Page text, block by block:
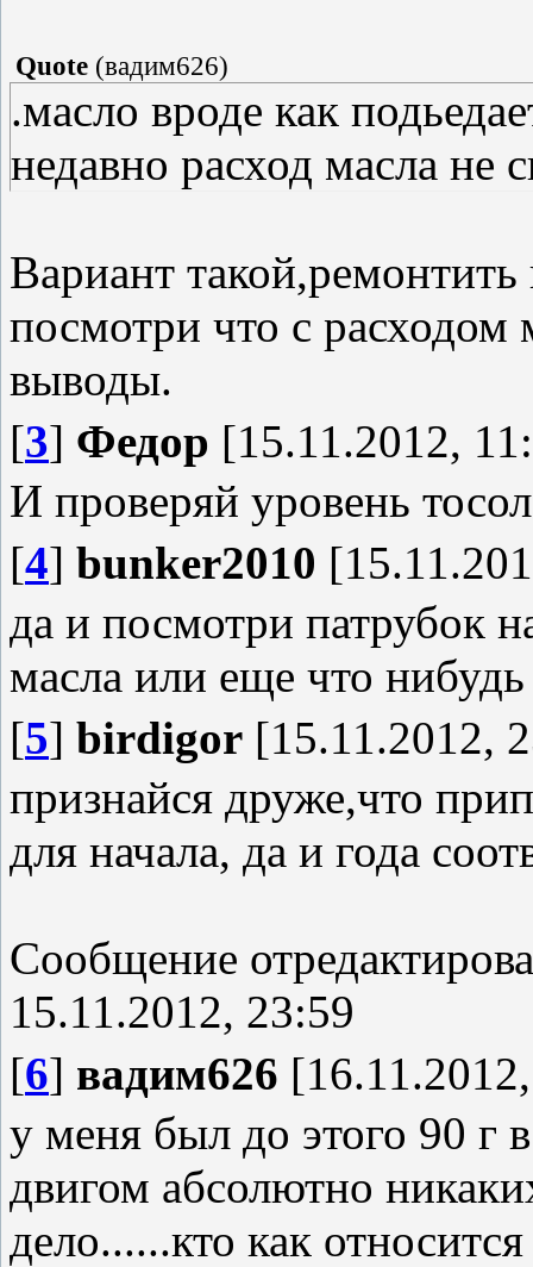
Quote (вадим626)
.масло вроде как
недавно расход масла не
Вариант такой,ремонтить
посмотри что с расходом
выводы.
[3] Федор [15.11.2012,
И проверяй уровень
[4] bunker2010
да и посмотри патрубок
масла или еще что нибудь
[5] birdigor [15.11.2012,
признайся друже,что
для начала, да и года
Сообщение
15.11.2012, 23:59
[6] вадим626
у меня был до этого 90 г
двигом абсолютно
дело......кто как